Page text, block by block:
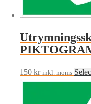
150 kr inkl. moms